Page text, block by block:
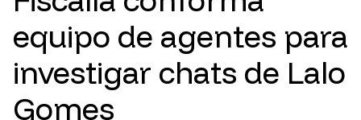
equipo de agentes para
investigar chats de Lalo
Gomes